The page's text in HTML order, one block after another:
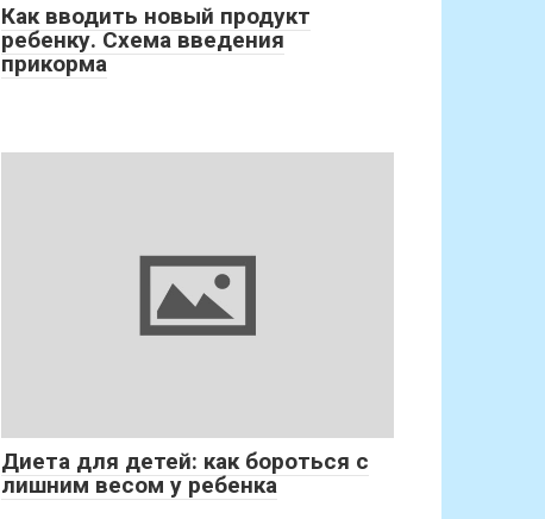
Как вводить новый продукт
ребенку. Схема введения
прикорма
Диета для детей: как бороться с
лишним весом у ребенка